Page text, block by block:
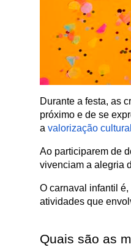
Durante a festa, as
próximo e de se
a valorização cultural
Ao participarem de
vivenciam a alegria
O carnaval infantil
atividades que
Quais são as